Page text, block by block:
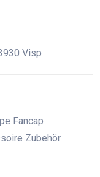
Visp
Fancap
Zubehör